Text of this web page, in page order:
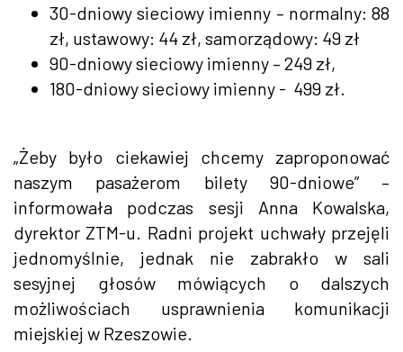
30-dniowy sieciowy imienny – normalny: 88
zł, ustawowy: 44 zł, samorządowy: 49 zł
90-dniowy sieciowy imienny – 249 zł,
180-dniowy sieciowy imienny - 499 zł.
„Żeby było ciekawiej chcemy zaproponować
naszym pasażerom bilety 90-dniowe” –
informowała podczas sesji Anna Kowalska,
dyrektor ZTM-u. Radni projekt uchwały przejęli
jednomyślnie, jednak nie zabrakło w sali
sesyjnej głosów mówiących o dalszych
możliwościach usprawnienia komunikacji
miejskiej w Rzeszowie.